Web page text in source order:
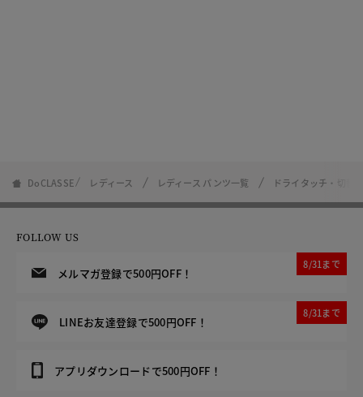
DoCLASSE レディース レディース パンツ一覧 ドライタッチ・切替
FOLLOW US
メルマガ登録で500円OFF！
8/31まで
LINEお友達登録で500円OFF！
8/31まで
アプリダウンロードで500円OFF！